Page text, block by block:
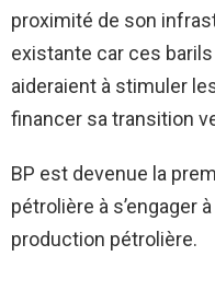
proximité de son
existante car ces
aideraient à stimuler
financer sa transition
BP est devenue la
pétrolière à s’engager
production pétrolière.